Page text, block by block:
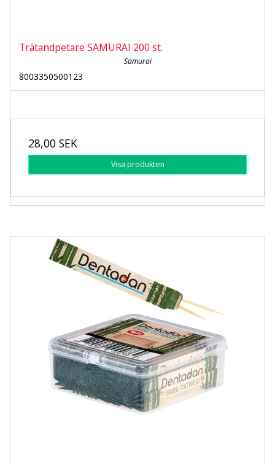
Trätandpetare SAMURAI 200 st.
Samurai
8003350500123
28,00 SEK
Visa produkten